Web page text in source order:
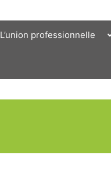
L’union professionnelle